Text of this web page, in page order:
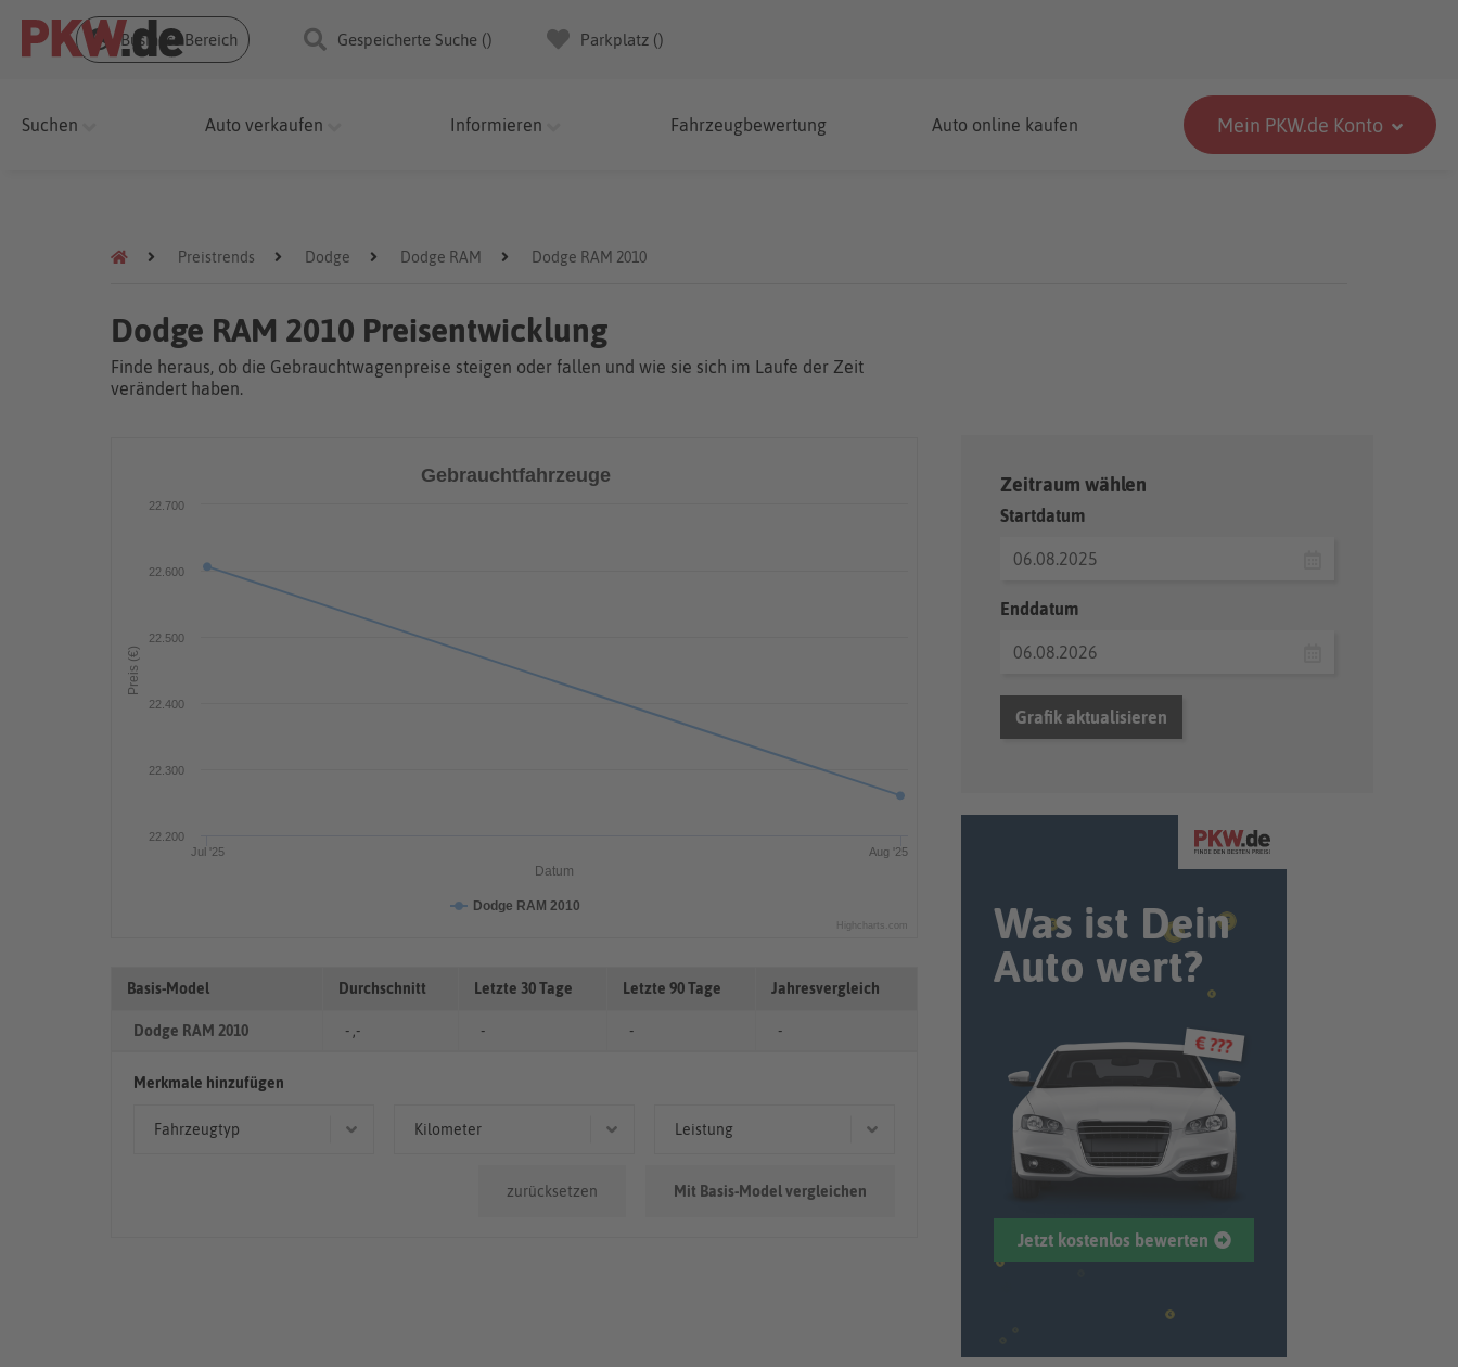
Business Bereich Gespeicherte Suche () Parkplatz ()
Suchen Auto verkaufen Informieren Fahrzeugbewertung Auto online kaufen Mein PKW.de Konto
Preistrends Dodge Dodge RAM Dodge RAM 2010
Dodge RAM 2010 Preisentwicklung
Finde heraus, ob die Gebrauchtwagenpreise steigen oder fallen und wie sie sich im Laufe der Zeit
verändert haben.
Datum
Preis (€)
Gebrauchtfahrzeuge
Dodge RAM 2010
Jul '25 Aug '25
22.200
22.300
22.400
22.500
22.600
22.700
Highcharts.com
Basis-Model Durchschnitt Letzte 30 Tage Letzte 90 Tage Jahresvergleich
Dodge RAM 2010 - ,- - - -
Merkmale hinzufügen
Fahrzeugtyp Kilometer Leistung
zurücksetzen
Mit Basis-Model vergleichen
Zeitraum wählen
Startdatum
Enddatum
Grafik aktualisieren
Was ist Dein
Auto wert?
€ ???
Jetzt kostenlos bewerten